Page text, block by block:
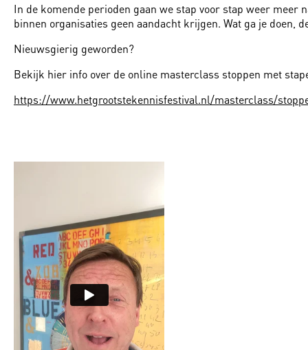
In de komende perioden gaan we stap voor stap weer
binnen organisaties geen aandacht krijgen. Wat ga je doen,
Nieuwsgierig geworden?
Bekijk hier info over de online masterclass stoppen met
https://www.hetgrootstekennisfestival.nl/masterclass/